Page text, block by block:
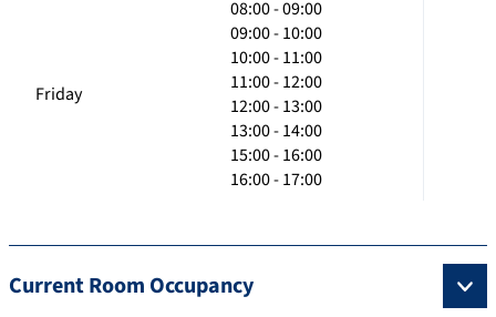
Friday
08:00 - 09:00
09:00 - 10:00
10:00 - 11:00
11:00 - 12:00
12:00 - 13:00
13:00 - 14:00
15:00 - 16:00
16:00 - 17:00
Current Room Occupancy